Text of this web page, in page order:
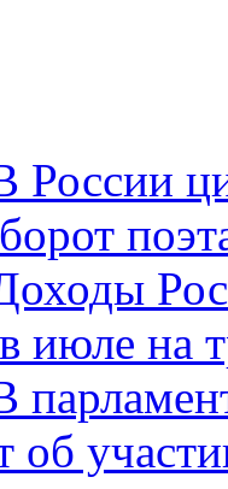
России
июле на
об